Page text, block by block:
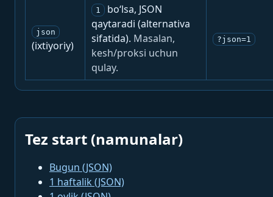
json
(ixtiyoriy)
1
bo‘lsa, JSON
qaytaradi (alternativa
sifatida). Masalan,
kesh/proksi uchun
qulay.
?json=1
Tez start (namunalar)
Bugun (JSON)
1 haftalik (JSON)